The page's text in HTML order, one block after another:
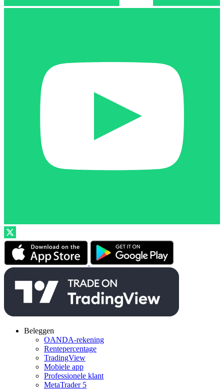
Beleggen
OANDA-rekening
Rentepercentage
TradingView
Mobiele app
Professionele klant
MetaTrader 5